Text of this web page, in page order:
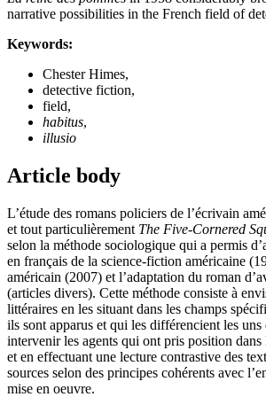
narrative possibilities in the French field of
Keywords:
Chester Himes,
detective fiction,
field,
habitus,
illusio
Article body
L’étude des romans policiers de l’écrivain
et tout particulièrement The Five-Cornered
selon la méthode sociologique qui a permis
en français de la science-fiction américaine
américain (2007) et l’adaptation du roman
(articles divers). Cette méthode consiste à
littéraires en les situant dans les champs
ils sont apparus et qui les différencient les uns
intervenir les agents qui ont pris position dans
et en effectuant une lecture contrastive des
sources selon des principes cohérents avec
mise en oeuvre.